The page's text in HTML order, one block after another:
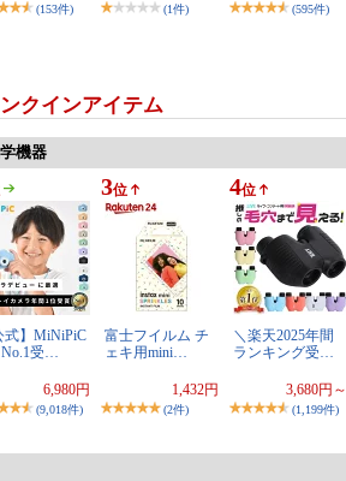
(153件) (1件) (595件)
クインアイテム
機器
式】MiNiPiC
受…
6,980円
(9,018件)
3位
富士フイルム チ
ェキ用mini…
1,432円
(2件)
4位
＼楽天2025年間
ランキング受…
3,680円～
(1,199件)